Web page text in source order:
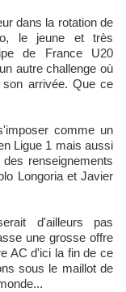
dans la rotation de
le jeune et très
de France U20
autre challenge où
arrivée. Que ce
comme un
Ligue 1 mais aussi
renseignements
Longoria et Javier
d'ailleurs pas
une grosse offre
AC d'ici la fin de ce
sous le maillot de